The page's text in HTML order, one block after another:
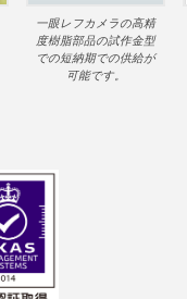
一眼レフカメラの高精
度樹脂部品の試作金型
での短納期での供給が
可能です。